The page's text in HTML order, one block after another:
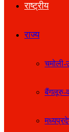
राष्ट्रीय
राज्य
चमोली-
बैंगलूरु-